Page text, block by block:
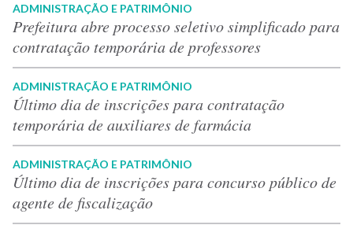
ADMINISTRAÇÃO E PATRIMÔNIO
Prefeitura abre processo seletivo simplificado para
contratação temporária de professores
ADMINISTRAÇÃO E PATRIMÔNIO
Último dia de inscrições para contratação
temporária de auxiliares de farmácia
ADMINISTRAÇÃO E PATRIMÔNIO
Último dia de inscrições para concurso público de
agente de fiscalização